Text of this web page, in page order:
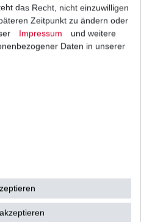
170,46 € *
€ / Satz
zzgl.
Yamaha FZ6 S Fazer RJ07 RJ14
das Recht, nicht einzuwilligen
Zeitpunkt zu ändern oder
Impressum
und weitere
Daten in unserer